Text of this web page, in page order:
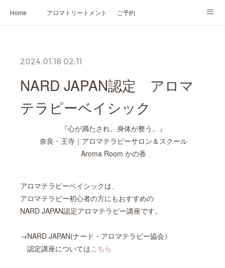
Home アロマトリートメント ご予約
プロフィール
2024.01.18 02:11
NARD JAPAN認定 アロマ
テラピーベイシック
『心が満たされ、身体が整う。』
奈良・王寺｜アロマテラピーサロン＆スクール
Aroma Room かの香
アロマテラピーベイシックは、
アロマテラピー初心者の方にもおすすめの
NARD JAPAN認定アロマテラピー講座です。
→NARD JAPAN(ナード・アロマテラピー協会）
認定講座についてはこちら